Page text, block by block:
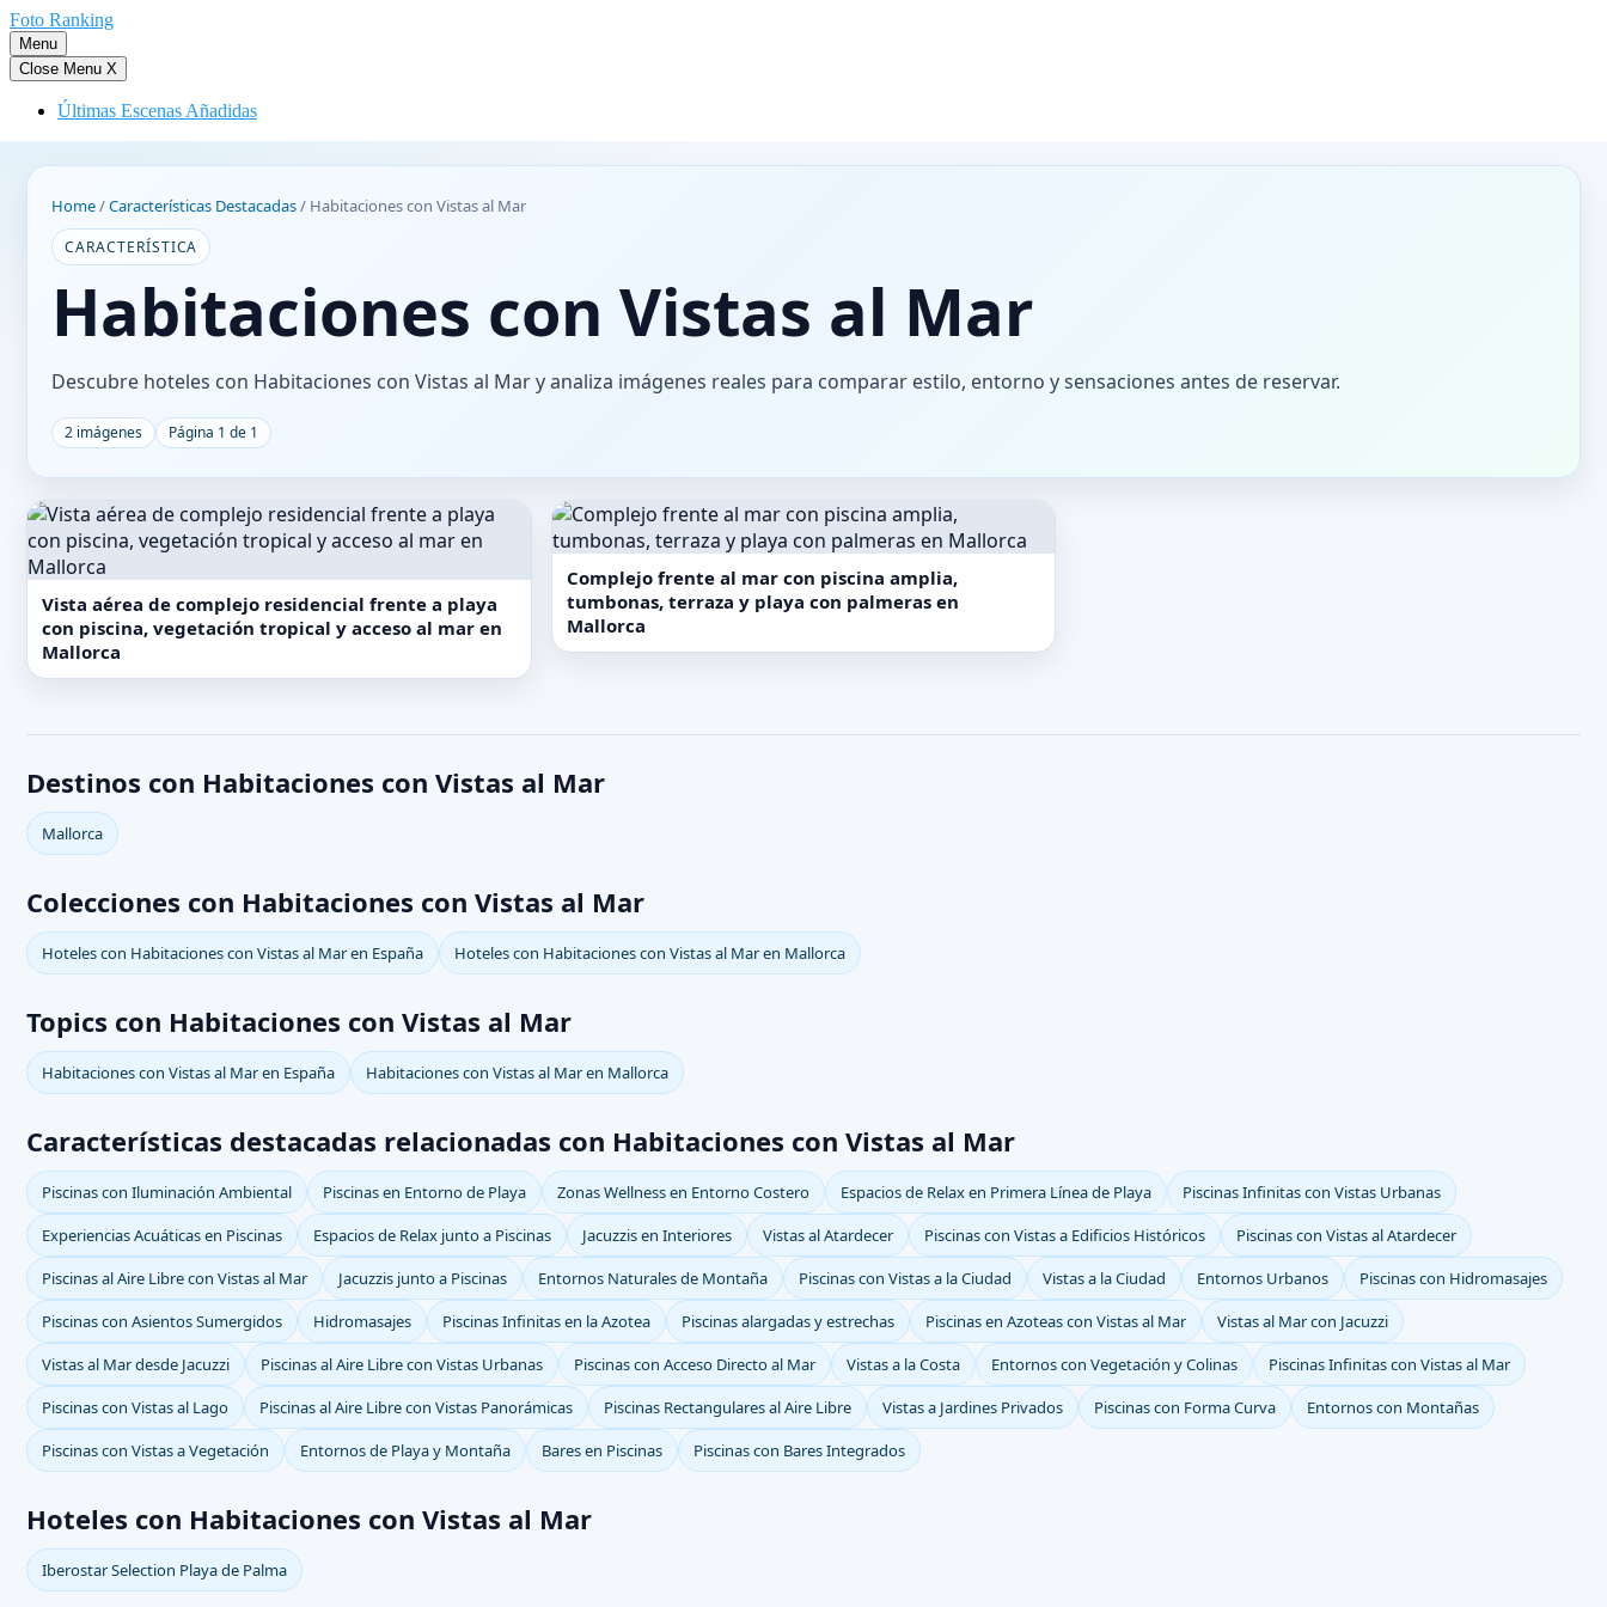
Saltar
al
contenido
Foto Ranking
Menu
Close Menu X
Últimas Escenas Añadidas
Home/Características Destacadas/ Habitaciones con Vistas al Mar
CARACTERÍSTICA
Habitaciones con Vistas al Mar
Descubre hoteles con Habitaciones con Vistas al Mar y analiza imágenes reales para comparar estilo, entorno y sensaciones antes de reservar.
2 imágenes Página 1 de 1
Vista aérea de complejo residencial frente a playa
con piscina, vegetación tropical y acceso al mar en
Mallorca
Complejo frente al mar con piscina amplia,
tumbonas, terraza y playa con palmeras en
Mallorca
Destinos con Habitaciones con Vistas al Mar
Mallorca
Colecciones con Habitaciones con Vistas al Mar
Hoteles con Habitaciones con Vistas al Mar en España Hoteles con Habitaciones con Vistas al Mar en Mallorca
Topics con Habitaciones con Vistas al Mar
Habitaciones con Vistas al Mar en España Habitaciones con Vistas al Mar en Mallorca
Características destacadas relacionadas con Habitaciones con Vistas al Mar
Piscinas con Iluminación Ambiental Piscinas en Entorno de Playa Zonas Wellness en Entorno Costero Espacios de Relax en Primera Línea de Playa
Piscinas Infinitas con Vistas Urbanas
Experiencias Acuáticas en Piscinas
Espacios de Relax junto a Piscinas Jacuzzis en Interiores Vistas al Atardecer Piscinas con Vistas a Edificios Históricos
Piscinas con Vistas al Atardecer
Piscinas al Aire Libre con Vistas al Mar
Jacuzzis junto a Piscinas Entornos Naturales de Montaña Piscinas con Vistas a la Ciudad Vistas a la Ciudad Entornos Urbanos
Piscinas con Hidromasajes
Piscinas con Asientos Sumergidos
Hidromasajes Piscinas Infinitas en la Azotea Piscinas alargadas y estrechas Piscinas en Azoteas con Vistas al Mar
Vistas al Mar con Jacuzzi
Vistas al Mar desde Jacuzzi
Piscinas al Aire Libre con Vistas Urbanas Piscinas con Acceso Directo al Mar Vistas a la Costa Entornos con Vegetación y Colinas
Piscinas Infinitas con Vistas al Mar
Piscinas con Vistas al Lago
Piscinas al Aire Libre con Vistas Panorámicas Piscinas Rectangulares al Aire Libre Vistas a Jardines Privados Piscinas con Forma Curva
Entornos con Montañas
Piscinas con Vistas a Vegetación
Entornos de Playa y Montaña Bares en Piscinas Piscinas con Bares Integrados
Hoteles con Habitaciones con Vistas al Mar
Iberostar Selection Playa de Palma